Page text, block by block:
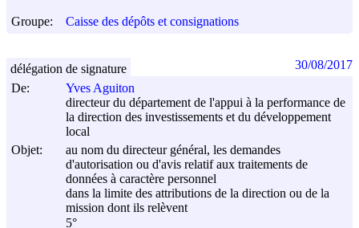
Groupe: Caisse des dépôts et consignations
De:
Yves Aguiton
directeur du département de l'appui à la performance de
la direction des investissements et du développement
local
Objet:
au nom du directeur général, les demandes
d'autorisation ou d'avis relatif aux traitements de
données à caractère personnel
dans la limite des attributions de la direction ou de la
mission dont ils relèvent
5°
délégation de signature 30/08/2017